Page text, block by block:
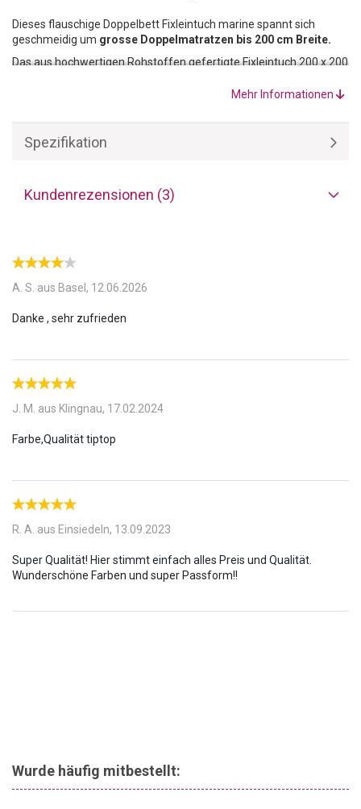
Dieses flauschige Doppelbett Fixleintuch marine spannt sich
geschmeidig um grosse Doppelmatratzen bis 200 cm Breite.
Das aus hochwertigen Rohstoffen gefertigte Fixleintuch 200 x 200
Mehr Informationen
Spezifikation
Kundenrezensionen (3)
A. S. aus Basel, 12.06.2026
J. M. aus Klingnau, 17.02.2024
R. A. aus Einsiedeln, 13.09.2023
Super Qualität! Hier stimmt einfach alles Preis und Qualität.
Wurde häufig mitbestellt: